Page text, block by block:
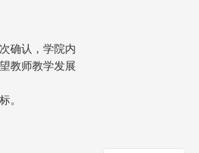
确认，学院内
教师教学发展
。